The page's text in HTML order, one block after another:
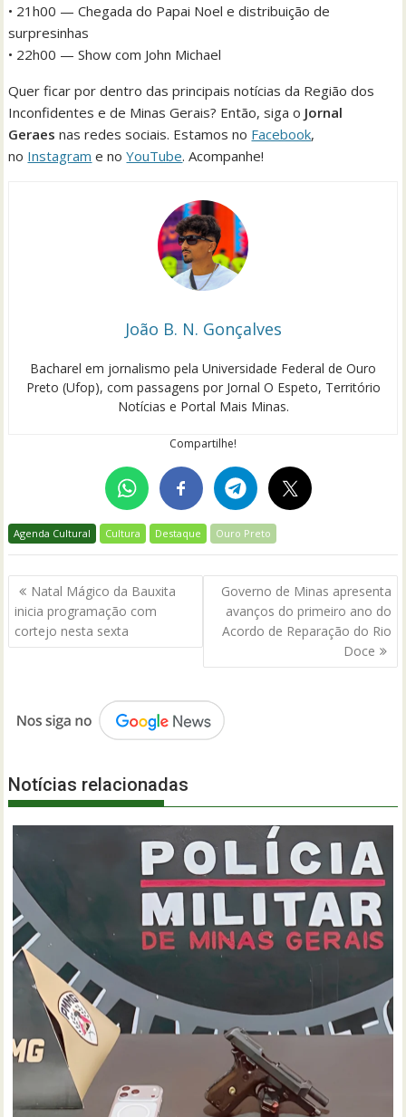
• 21h00 — Chegada do Papai Noel e distribuição de
surpresinhas
• 22h00 — Show com John Michael
Quer ficar por dentro das principais notícias da Região dos
Inconfidentes e de Minas Gerais? Então, siga o Jornal
Geraesnas redes sociais. Estamos no Facebook,
no Instagram e noYouTube. Acompanhe!
João B. N. Gonçalves
Bacharel em jornalismo pela Universidade Federal de Ouro
Preto (Ufop), com passagens por Jornal O Espeto, Território
Notícias e Portal Mais Minas.
Compartilhe!
Agenda Cultural Cultura Destaque Ouro Preto
Navegação
de
Post
Natal Mágico da Bauxita
inicia programação com
cortejo nesta sexta
Governo de Minas apresenta
avanços do primeiro ano do
Acordo de Reparação do Rio
Doce
Notícias relacionadas